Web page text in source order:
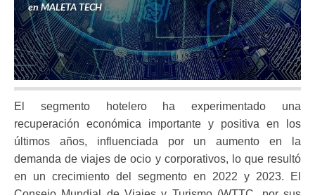
enMALETA TECH
El segmento hotelero ha experimentado una
recuperación económica importante y positiva en los
últimos años, influenciada por un aumento en la
demanda de viajes de ocio y corporativos, lo que resultó
en un crecimiento del segmento en 2022 y 2023. El